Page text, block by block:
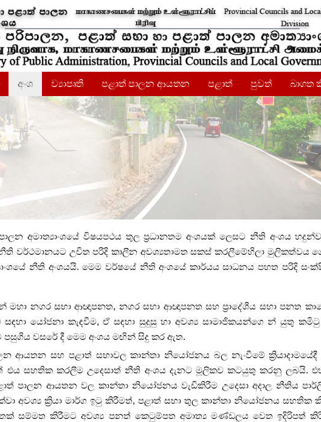
අංශ ව්‍යාපෘති පළාත් පාලන ආයතන පළාත් පුවත් බාගත
අමාත්‍යාංශයේ විෂයපථය තුල ප්‍රධානතම අංශයක් ලෙසට නීති අංශය
නීති වර්ථමානයට උචිත පරිදි කාලීන අවශ්‍යතාමත සකස් කරලීමේහිලා මුලිකත්වය
නීති අංශයයි. මෙම වර්ෂයේ නීති අංශයේ කාර්යය සාධන‍ය පහත පරිදි
මහා නගර සභා ආඥාපනත, නගර සභා ආඥාපනත සහ ප්‍රාදේශීය සභා පනත
යෝජනා කැඳවීම, ඒ සඳහා සුදුසු හා අවශ්‍ය සාමාජිකයන්ගෙ න් යුතු
පසුගිය වසරේ දී මෙම අංශය මඟින් සිදු කර ඇත.
ආයතන සහ පළාත් සභාවල කාන්තා නියෝජනය බල නැංවීමේ
එය සහතික කරලීම උදෙසාත් නීති අංශය දැනට මූලිකව කටයුතු කරනු ලබයි.
පාලන ආයතන වල කාන්තා නියෝජනය වැඩිකිරීම උදෙසා අදාල නීතිය
අවශ්‍ය ක්‍රියා මාර්ග ඉ‍ටු කිරීමත්, පළාත් සභා තුල කාන්තා නියෝජනය සහතික
සම්මත කිරීමට අවශ්‍ය පනත් කෙටුම්පත අමාත්‍ය මණ්ඩලය වෙත ඉදිරිපත්